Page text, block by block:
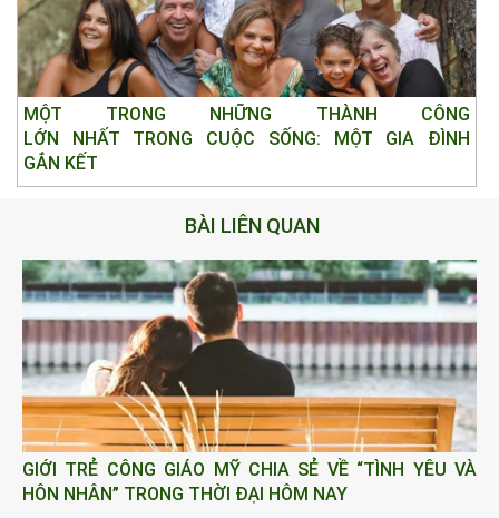
MỘT TRONG NHỮNG THÀNH CÔNG
LỚN NHẤT TRONG CUỘC SỐNG: MỘT GIA ĐÌNH
GẮN KẾT
BÀI LIÊN QUAN
GIỚI TRẺ CÔNG GIÁO MỸ CHIA SẺ VỀ “TÌNH YÊU VÀ
HÔN NHÂN” TRONG THỜI ĐẠI HÔM NAY